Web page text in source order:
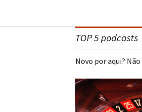
TOP 5 podcasts
Novo por aqui?